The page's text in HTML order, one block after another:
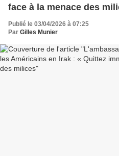
face à la menace des
Publié le 03/04/2026 à 07:25
Par Gilles Munier